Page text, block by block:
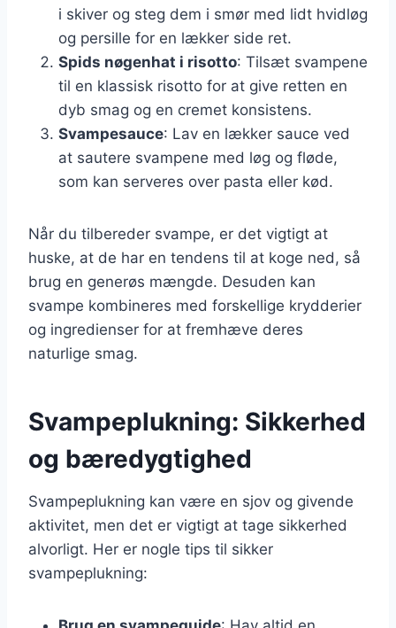
i skiver og steg dem i smør med lidt hvidløg
og persille for en lækker side ret.
Spids nøgenhat i risotto: Tilsæt svampene
til en klassisk risotto for at give retten en
dyb smag og en cremet konsistens.
Svampesauce: Lav en lækker sauce ved
at sautere svampene med løg og fløde,
som kan serveres over pasta eller kød.
Når du tilbereder svampe, er det vigtigt at
huske, at de har en tendens til at koge ned, så
brug en generøs mængde. Desuden kan
svampe kombineres med forskellige krydderier
og ingredienser for at fremhæve deres
naturlige smag.
Svampeplukning: Sikkerhed
og bæredygtighed
Svampeplukning kan være en sjov og givende
aktivitet, men det er vigtigt at tage sikkerhed
alvorligt. Her er nogle tips til sikker
svampeplukning: